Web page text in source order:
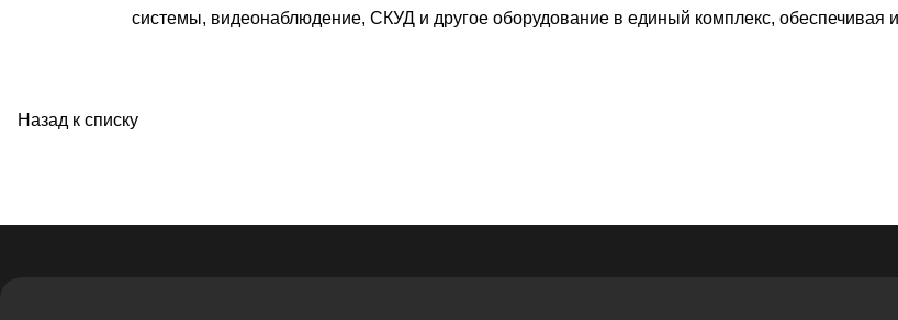
системы, видеонаблюдение, СКУД и другое оборудование в единый комплекс, обеспечивая
Назад к списку